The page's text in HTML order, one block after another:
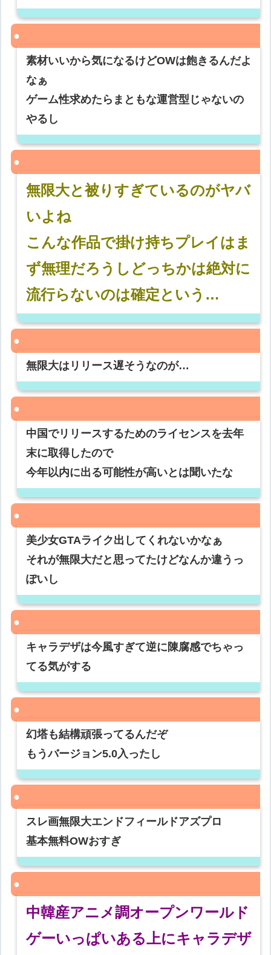
素材いいから気になるけどOWは飽きるんだよ
なぁ
ゲーム性求めたらまともな運営型じゃないの
やるし
無限大と被りすぎているのがヤバ
いよね
こんな作品で掛け持ちプレイはま
ず無理だろうしどっちかは絶対に
流行らないのは確定という…
無限大はリリース遅そうなのが…
中国でリリースするためのライセンスを去年
末に取得したので
今年以内に出る可能性が高いとは聞いたな
美少女GTAライク出してくれないかなぁ
それが無限大だと思ってたけどなんか違うっ
ぽいし
キャラデザは今風すぎて逆に陳腐感でちゃっ
てる気がする
幻塔も結構頑張ってるんだぞ
もうバージョン5.0入ったし
スレ画無限大エンドフィールドアズプロ
基本無料OWおすぎ
中韓産アニメ調オープンワールド
ゲーいっぱいある上にキャラデザ